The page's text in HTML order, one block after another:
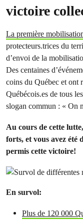
victoire
La première
protecteurs.trices du
d’envoi de la
Des centaines
coins du Québec et ont
Québécois.es de tous
slogan commun : « On
Au cours de cette
forts, et vous avez été
permis cette victoire!
En survol:
Plus de 120 000